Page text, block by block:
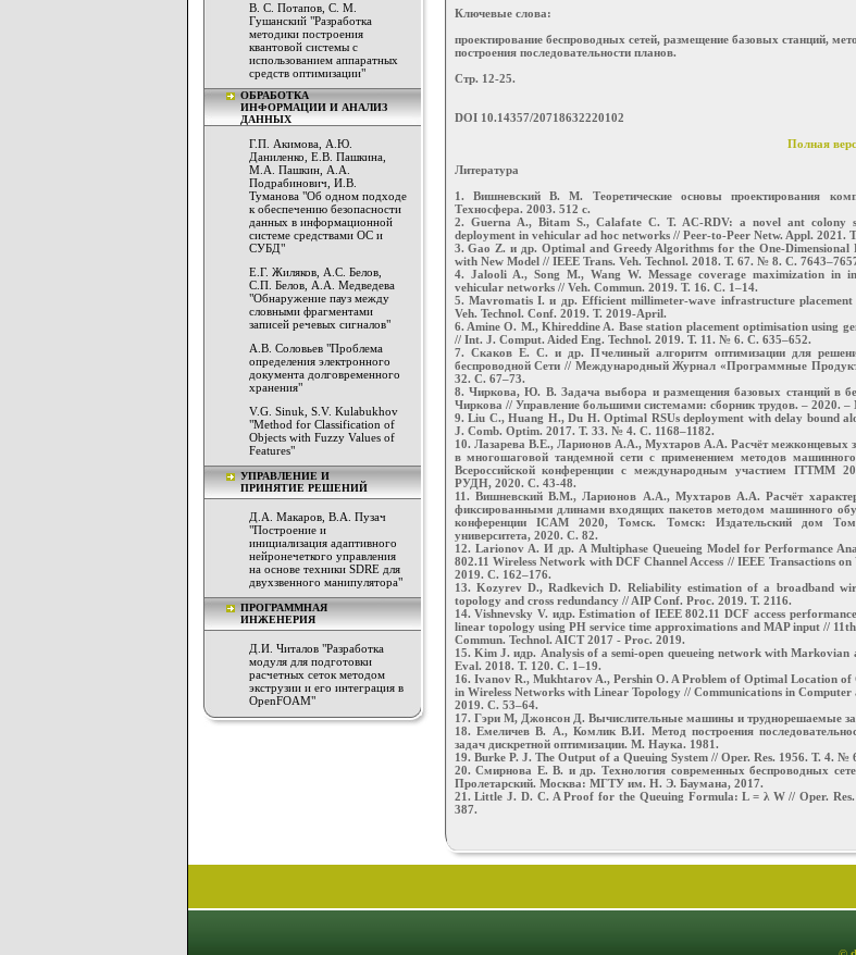
В. С. Потапов, С. М.
Гушанский "Разработка
методики построения
квантовой системы с
использованием аппаратных
средств оптимизации"
ОБРАБОТКА
ИНФОРМАЦИИ И АНАЛИЗ
ДАННЫХ
Г.П. Акимова, А.Ю.
Даниленко, Е.В. Пашкина,
М.А. Пашкин, А.А.
Подрабинович, И.В.
Туманова "Об одном подходе
к обеспечению безопасности
данных в информационной
системе средствами ОС и
СУБД"
Е.Г. Жиляков, А.С. Белов,
С.П. Белов, А.А. Медведева
"Обнаружение пауз между
словными фрагментами
записей речевых сигналов"
А.В. Соловьев "Проблема
определения электронного
документа долговременного
хранения"
V.G. Sinuk, S.V. Kulabukhov
"Method for Classification of
Objects with Fuzzy Values of
Features"
УПРАВЛЕНИЕ И
ПРИНЯТИЕ РЕШЕНИЙ
Д.А. Макаров, В.А. Пузач
"Построение и
инициализация адаптивного
нейронечеткого управления
на основе техники SDRE для
двухзвенного манипулятора"
ПРОГРАММНАЯ
ИНЖЕНЕРИЯ
Д.И. Читалов "Разработка
модуля для подготовки
расчетных сеток методом
экструзии и его интеграция в
OpenFOAM"
Ключевые слова:
проектирование беспроводных сетей, размещение базовых станций,
построения последовательности планов.
Стр. 12-25.
DOI 10.14357/20718632220102
Полная
Литература
1. Вишневский В. М. Теоретические основы проектирования
Техносфера. 2003. 512 с.
2. Guerna A., Bitam S., Calafate C. T. AC-RDV: a novel ant colony
deployment in vehicular ad hoc networks // Peer-to-Peer Netw. Appl. 2021.
3. Gao Z. и др. Optimal and Greedy Algorithms for the One-Dimensional
with New Model // IEEE Trans. Veh. Technol. 2018. Т. 67. № 8. С.
4. Jalooli A., Song M., Wang W. Message coverage maximization in
vehicular networks // Veh. Commun. 2019. Т. 16. С. 1–14.
5. Mavromatis I. и др. Efficient millimeter-wave infrastructure
Veh. Technol. Conf. 2019. Т. 2019-April.
6. Amine O. M., Khireddine A. Base station placement optimisation using
// Int. J. Comput. Aided Eng. Technol. 2019. Т. 11. № 6. С. 635–652.
7. Скаков Е. С. и др. Пчелиный алгоритм оптимизации для
беспроводной Сети // Международный Журнал «Программные
32. С. 67–73.
8. Чиркова, Ю. В. Задача выбора и размещения базовых станций в
Чиркова // Управление большими системами: сборник трудов. – 2020.
9. Liu C., Huang H., Du H. Optimal RSUs deployment with delay bound
J. Comb. Optim. 2017. Т. 33. № 4. С. 1168–1182.
10. Лазарева В.Е., Ларионов А.А., Мухтаров А.А. Расчёт межконцевых
в многошаговой тандемной сети с применением методов
Всероссийской конференции с международным участием ITTMM
РУДН, 2020. С. 43-48.
11. Вишневский В.М., Ларионов А.А., Мухтаров А.А. Расчёт
фиксированными длинами входящих пакетов методом машинного
конференции ICAM 2020, Томск. Томск: Издательский дом
университета, 2020. С. 82.
12. Larionov A. И др. A Multiphase Queueing Model for Performance
802.11 Wireless Network with DCF Channel Access // IEEE Transactions
2019. С. 162–176.
13. Kozyrev D., Radkevich D. Reliability estimation of a broadband
topology and cross redundancy // AIP Conf. Proc. 2019. Т. 2116.
14. Vishnevsky V. идр. Estimation of IEEE 802.11 DCF access
linear topology using PH service time approximations and MAP input //
Commun. Technol. AICT 2017 - Proc. 2019.
15. Kim J. идр. Analysis of a semi-open queueing network with Markovian
Eval. 2018. Т. 120. С. 1–19.
16. Ivanov R., Mukhtarov A., Pershin O. A Problem of Optimal Location of
in Wireless Networks with Linear Topology // Communications in Computer
2019. С. 53–64.
17. Гэри М, Джонсон Д. Вычислительные машины и труднорешаемые
18. Емеличев В. А., Комлик В.И. Метод построения
задач дискретной оптимизации. М. Наука. 1981.
19. Burke P. J. The Output of a Queuing System // Oper. Res. 1956. Т. 4. №
20. Смирнова Е. В. и др. Технология современных беспроводных
Пролетарский. Москва: МГТУ им. Н. Э. Баумана, 2017.
21. Little J. D. C. A Proof for the Queuing Formula: L = λ W // Oper.
387.